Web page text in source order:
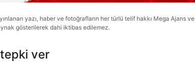
yazı, haber ve fotoğrafların her türlü telif hakkı Mega Ajans ve
gösterilerek dahi iktibas edilemez.
ver